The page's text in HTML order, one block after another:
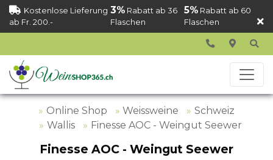
Kostenlose Lieferung
ab Fr. 200.-
3% Rabatt ab 36
Flaschen
5%Rabatt ab 60
Flaschen
Online Shop Weissweine
Schweiz
Wallis
Finesse AOC - Weingut Seewer
Finesse AOC - Weingut Seewer